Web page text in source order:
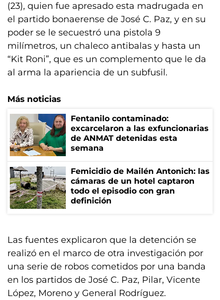
(23), quien fue apresado esta madrugada en
el partido bonaerense de José C. Paz, y en su
poder se le secuestró una pistola 9
milímetros, un chaleco antibalas y hasta un
“Kit Roni”, que es un complemento que le da
al arma la apariencia de un subfusil.
Más noticias
Fentanilo contaminado:
excarcelaron a las exfuncionarias
de ANMAT detenidas esta
semana
Femicidio de Mailén Antonich: las
cámaras de un hotel captaron
todo el episodio con gran
definición
Las fuentes explicaron que la detención se
realizó en el marco de otra investigación por
una serie de robos cometidos por una banda
en los partidos de José C. Paz, Pilar, Vicente
López, Moreno y General Rodríguez.